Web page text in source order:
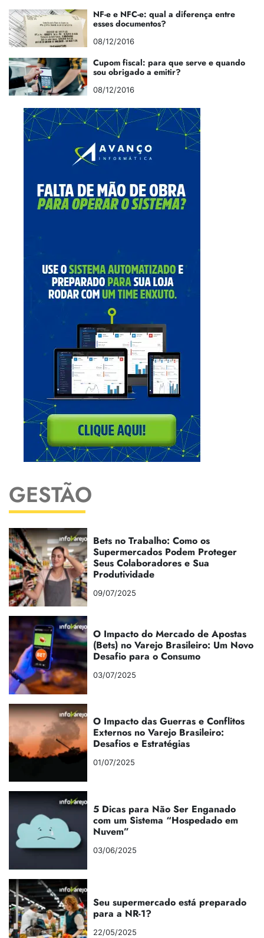
NF-e e NFC-e: qual a diferença entre
esses documentos?
08/12/2016
Cupom fiscal: para que serve e quando
sou obrigado a emitir?
08/12/2016
GESTÃO
Bets no Trabalho: Como os
Supermercados Podem Proteger
Seus Colaboradores e Sua
Produtividade
09/07/2025
O Impacto do Mercado de Apostas
(Bets) no Varejo Brasileiro: Um Novo
Desafio para o Consumo
03/07/2025
O Impacto das Guerras e Conflitos
Externos no Varejo Brasileiro:
Desafios e Estratégias
01/07/2025
5 Dicas para Não Ser Enganado
com um Sistema “Hospedado em
Nuvem”
03/06/2025
Seu supermercado está preparado
para a NR-1?
22/05/2025